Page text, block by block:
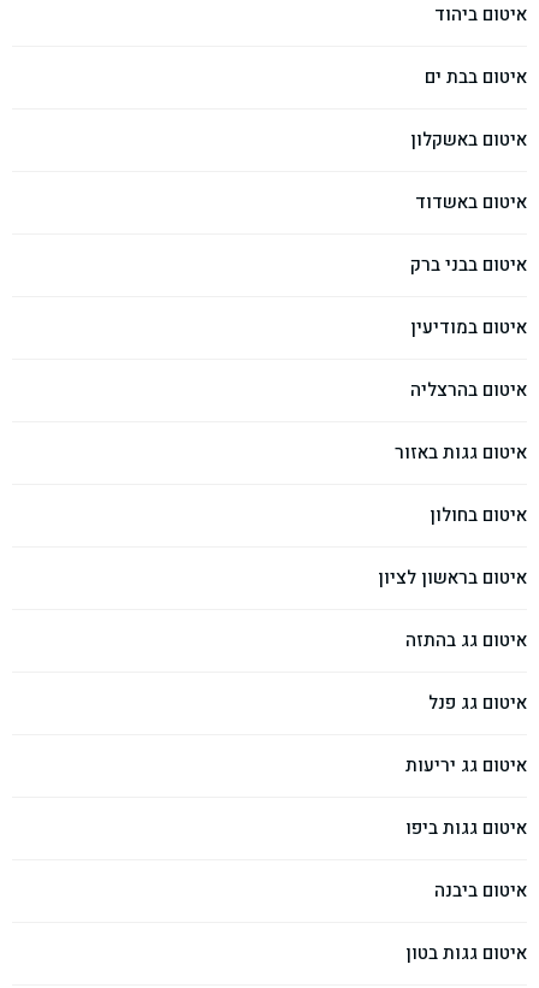
איטום ביהוד
איטום בבת ים
איטום באשקלון
איטום באשדוד
איטום בבני ברק
איטום במודיעין
איטום בהרצליה
איטום גגות באזור
איטום בחולון
איטום בראשון לציון
איטום גג בהתזה
איטום גג פנל
איטום גג יריעות
איטום גגות ביפו
איטום ביבנה
איטום גגות בטון